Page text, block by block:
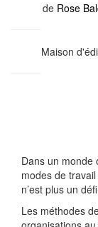
de Rose
Maison
Dans un monde
modes de
n’est plus un
Les méthodes